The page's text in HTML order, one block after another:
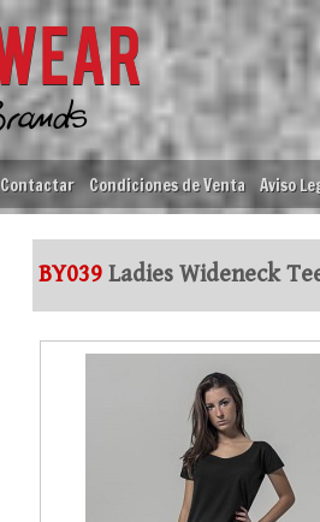
Contactar Condiciones de Venta Aviso
BY039 Ladies Wideneck